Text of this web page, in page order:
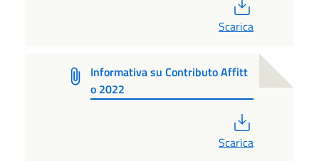
Scarica
Informativa su Contributo Affitt
o 2022
Scarica